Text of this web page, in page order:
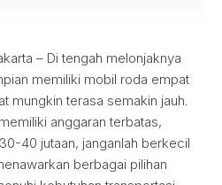
– Di tengah melonjaknya
memiliki mobil roda empat
mungkin terasa semakin jauh.
anggaran terbatas,
40 jutaan, janganlah berkecil
berbagai pilihan